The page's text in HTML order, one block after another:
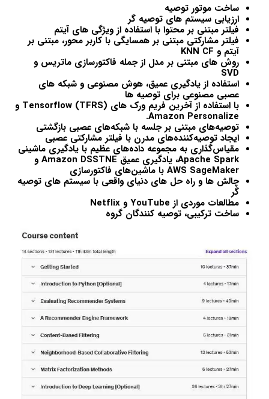
ساخت موتور توصیه
ارزیابی سیستم های توصیه گر
فیلتر مبتنی بر محتوا با استفاده از ویژگی های آیتم
فیلتر مشارکتی مبتنی بر همسایگی با کاربر محور، مبتنی بر
آیتم و KNN CF
روش های مبتنی بر مدل از جمله فاکتورسازی ماتریس و
SVD
استفاده از یادگیری عمیق، هوش مصنوعی و شبکه های
عصبی مصنوعی برای توصیه ها
با استفاده از آخرین فریم ورک های Tensorflow (TFRS) و
Amazon Personalize.
توصیه‌های مبتنی بر جلسه با شبکه‌های عصبی بازگشتی
ایجاد توصیه‌کننده‌های مدرن با فیلتر مشارکتی عصبی
مقیاس‌گذاری به مجموعه داده‌های عظیم با یادگیری ماشینی
Apache Spark، یادگیری عمیق Amazon DSSTNE و
AWS SageMaker با ماشین‌های فاکتورسازی
چالش ها و راه حل های دنیای واقعی با سیستم های توصیه
گر
مطالعات موردی از YouTube و Netflix
ساخت ترکیبی، توصیه کنندگان گروه